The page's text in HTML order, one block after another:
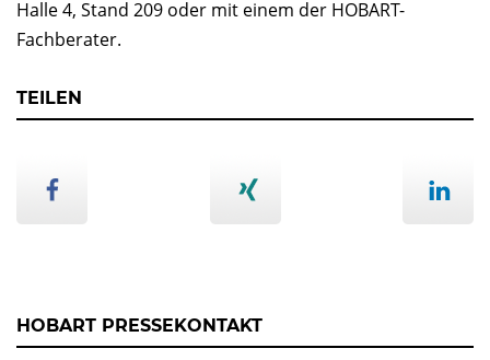
Halle 4, Stand 209 oder mit einem der HOBART-
Fachberater.
TEILEN
HOBART PRESSEKONTAKT